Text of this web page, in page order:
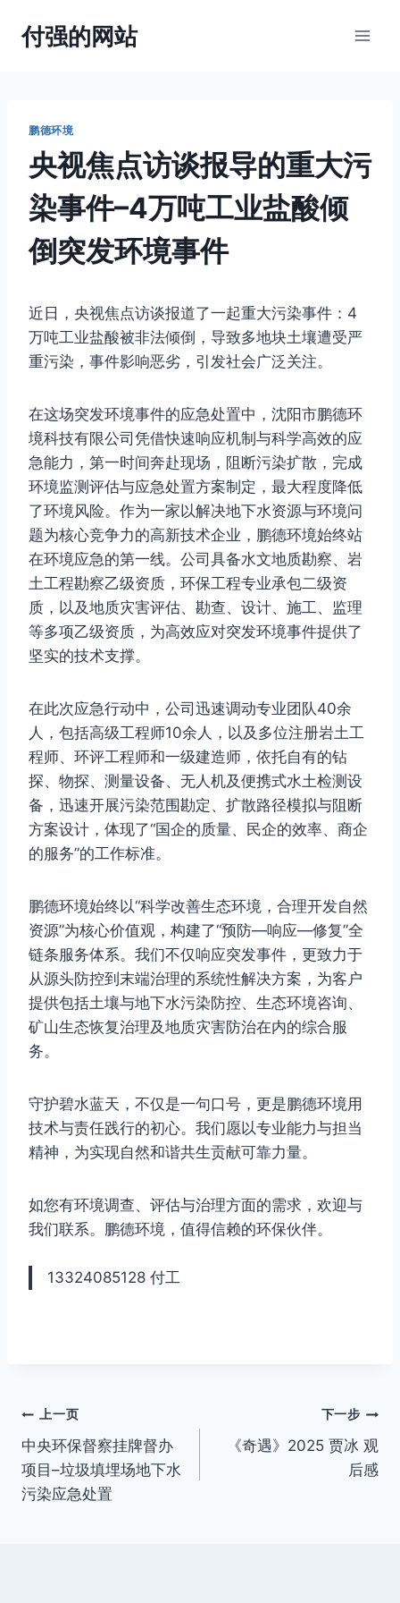
付强的网站
鹏德环境
央视焦点访谈报导的重大污
染事件–4万吨工业盐酸倾
倒突发环境事件
近日，央视焦点访谈报道了一起重大污染事件：4
万吨工业盐酸被非法倾倒，导致多地块土壤遭受严
重污染，事件影响恶劣，引发社会广泛关注。
在这场突发环境事件的应急处置中，沈阳市鹏德环
境科技有限公司凭借快速响应机制与科学高效的应
急能力，第一时间奔赴现场，阻断污染扩散，完成
环境监测评估与应急处置方案制定，最大程度降低
了环境风险。作为一家以解决地下水资源与环境问
题为核心竞争力的高新技术企业，鹏德环境始终站
在环境应急的第一线。公司具备水文地质勘察、岩
土工程勘察乙级资质，环保工程专业承包二级资
质，以及地质灾害评估、勘查、设计、施工、监理
等多项乙级资质，为高效应对突发环境事件提供了
坚实的技术支撑。
在此次应急行动中，公司迅速调动专业团队40余
人，包括高级工程师10余人，以及多位注册岩土工
程师、环评工程师和一级建造师，依托自有的钻
探、物探、测量设备、无人机及便携式水土检测设
备，迅速开展污染范围勘定、扩散路径模拟与阻断
方案设计，体现了“国企的质量、民企的效率、商企
的服务”的工作标准。
鹏德环境始终以“科学改善生态环境，合理开发自然
资源”为核心价值观，构建了“预防—响应—修复”全
链条服务体系。我们不仅响应突发事件，更致力于
从源头防控到末端治理的系统性解决方案，为客户
提供包括土壤与地下水污染防控、生态环境咨询、
矿山生态恢复治理及地质灾害防治在内的综合服
务。
守护碧水蓝天，不仅是一句口号，更是鹏德环境用
技术与责任践行的初心。我们愿以专业能力与担当
精神，为实现自然和谐共生贡献可靠力量。
如您有环境调查、评估与治理方面的需求，欢迎与
我们联系。鹏德环境，值得信赖的环保伙伴。
13324085128 付工
文
章
导
上一页
中央环保督察挂牌督办
项目–垃圾填埋场地下水
污染应急处置
下一步
《奇遇》2025 贾冰 观
后感